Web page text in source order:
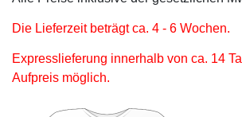
Die Lieferzeit beträgt ca. 4 - 6 Wochen.
Expresslieferung innerhalb von ca. 14
Aufpreis möglich.